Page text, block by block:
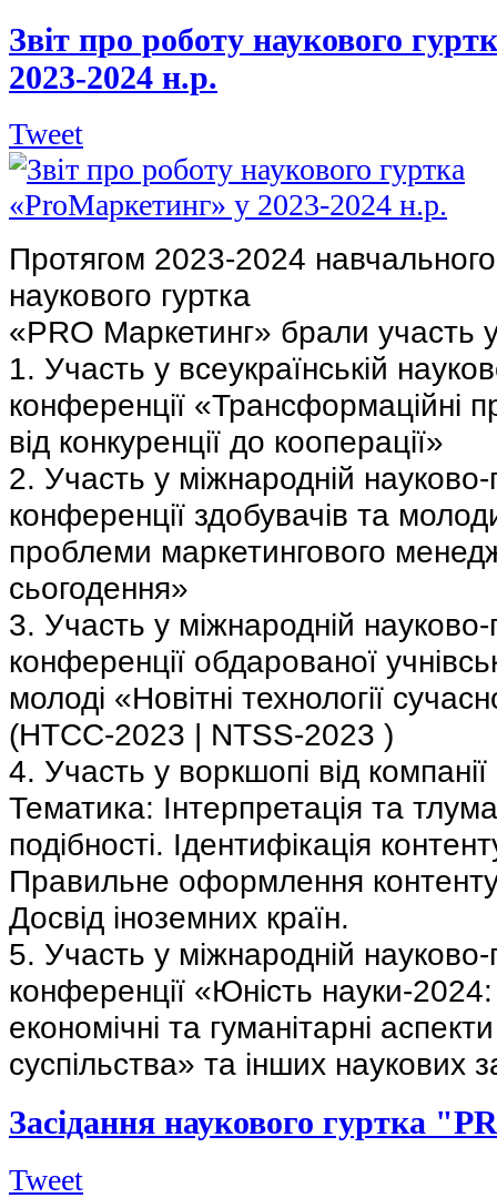
Звіт про роботу наукового
2023-2024 н.р.
Tweet
Протягом 2023-2024
наукового гуртка
«PRO Маркетинг» брали участь
1. Участь у всеукраїнській
конференції «Трансформаційні
від конкуренції до кооперації»
2. Участь у міжнародній науково-
конференції здобувачів та
проблеми маркетингового
сьогодення»
3. Участь у міжнародній науково-
конференції обдарованої
молоді «Новітні технології
(НТСС-2023 | NTSS-2023 )
4. Участь у воркшопі від
Тематика: Інтерпретація та
подібності. Ідентифікація
Правильне оформлення
Досвід іноземних країн.
5. Участь у міжнародній науково-
конференції «Юність науки-
економічні та гуманітарні
суспільства» та інших наукових
Засідання наукового гуртка
Tweet